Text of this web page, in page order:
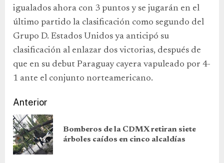
igualados ahora con 3 puntos y se jugarán en el
último partido la clasificación como segundo del
Grupo D. Estados Unidos ya anticipó su
clasificación al enlazar dos victorias, después de
que en su debut Paraguay cayera vapuleado por 4-
1 ante el conjunto norteamericano.
Anterior
Bomberos de la CDMX retiran siete
árboles caídos en cinco alcaldías